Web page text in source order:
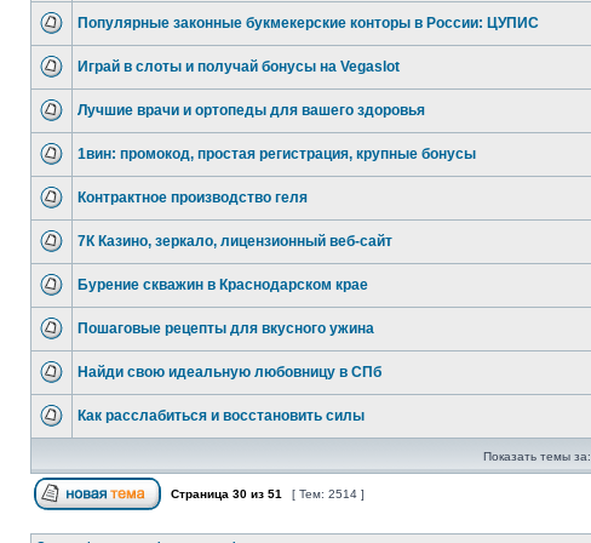
Популярные законные букмекерские конторы в России: ЦУПИС
Играй в слоты и получай бонусы на Vegaslot
Лучшие врачи и ортопеды для вашего здоровья
1вин: промокод, простая регистрация, крупные бонусы
Контрактное производство геля
7К Казино, зеркало, лицензионный веб-сайт
Бурение скважин в Краснодарском крае
Пошаговые рецепты для вкусного ужина
Найди свою идеальную любовницу в СПб
Как расслабиться и восстановить силы
Показать темы за:
Страница 30 из 51 [ Тем: 2514 ]